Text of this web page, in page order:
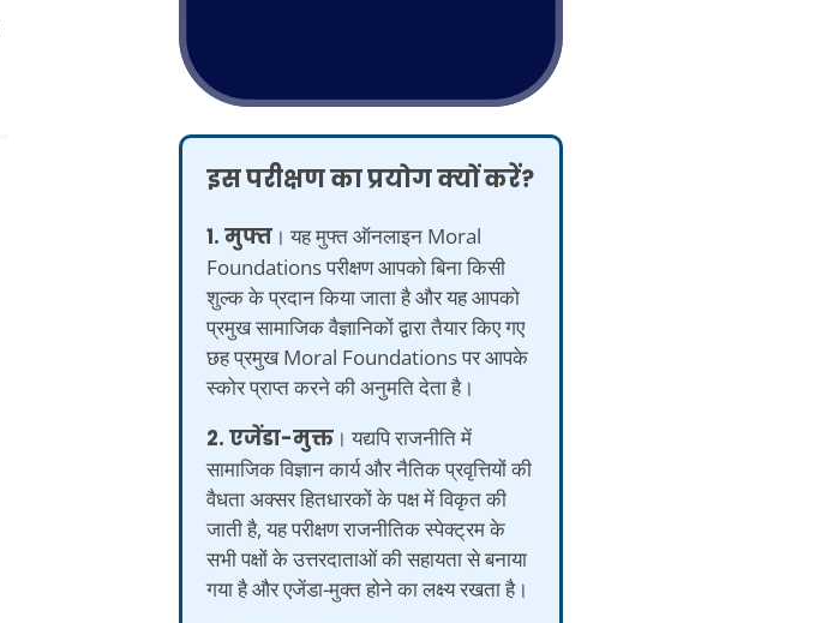
इस परीक्षण का प्रयोग क्यों करें?
1. मुफ्त। यह मुफ्त ऑनलाइन Moral
Foundations परीक्षण आपको बिना किसी
शुल्क के प्रदान किया जाता है और यह आपको
प्रमुख सामाजिक वैज्ञानिकों द्वारा तैयार किए गए
छह प्रमुख Moral Foundations पर आपके
स्कोर प्राप्त करने की अनुमति देता है।
2. एजेंडा-मुक्त। यद्यपि राजनीति में
सामाजिक विज्ञान कार्य और नैतिक प्रवृत्तियों की
वैधता अक्सर हितधारकों के पक्ष में विकृत की
जाती है, यह परीक्षण राजनीतिक स्पेक्ट्रम के
सभी पक्षों के उत्तरदाताओं की सहायता से बनाया
गया है और एजेंडा-मुक्त होने का लक्ष्य रखता है।